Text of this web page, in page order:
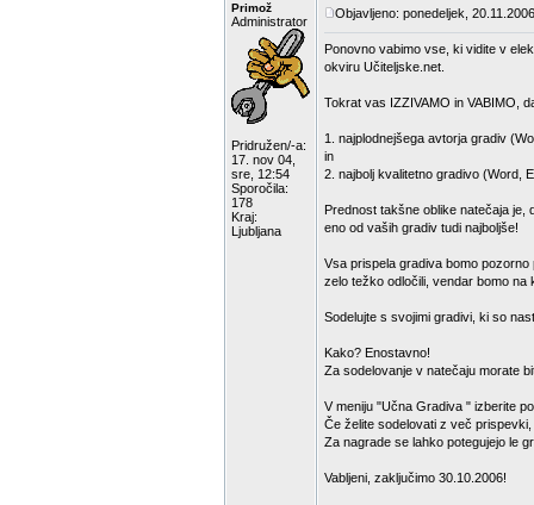
Primož
Administrator
Pridružen/-a:
17. nov 04,
sre, 12:54
Sporočila:
178
Kraj:
Ljubljana
Objavljeno: ponedeljek,
Ponovno vabimo vse, ki vidite v
okviru Učiteljske.net.
Tokrat vas IZZIVAMO in VABIMO,
1. najplodnejšega avtorja gradiv
in
2. najbolj kvalitetno gradivo (Word,
Prednost takšne oblike natečaja je,
eno od vaših gradiv tudi najboljše!
Vsa prispela gradiva bomo
zelo težko odločili, vendar bomo
Sodelujte s svojimi gradivi, ki so
Kako? Enostavno!
Za sodelovanje v natečaju morate
V meniju "Učna Gradiva " izberite
Če želite sodelovati z več
Za nagrade se lahko potegujejo le
Vabljeni, zaključimo 30.10.2006!